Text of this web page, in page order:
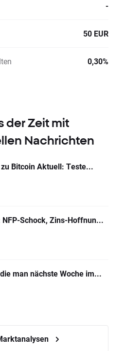
-
50 EUR
0,30%
der Zeit mit
Nachrichten
Bitcoin Aktuell: Teste...
NFP-Schock, Zins-Hoffnun...
man nächste Woche im...